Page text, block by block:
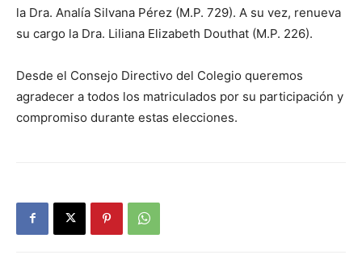
la Dra. Analía Silvana Pérez (M.P. 729). A su vez, renueva
su cargo la Dra. Liliana Elizabeth Douthat (M.P. 226).
Desde el Consejo Directivo del Colegio queremos
agradecer a todos los matriculados por su participación y
compromiso durante estas elecciones.